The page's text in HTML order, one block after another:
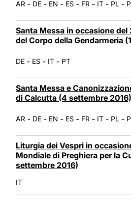
AR - DE - EN - ES - FR - IT - PL -
Santa Messa in occasione
del Corpo della Gendarmeria
DE - ES - IT - PT
Santa Messa e
di Calcutta (4 settembre 2016)
AR - DE - EN - ES - FR - IT - PL -
Liturgia dei Vespri in
Mondiale di Preghiera per la
settembre 2016)
IT